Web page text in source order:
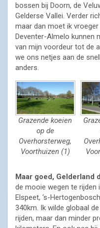
bossen bij Doorn, de
Gelderse Vallei. Verder
maar dan moet ik
Deventer-Almelo kunnen
van mijn voordeur tot de
we ons netjes aan de
anders.
Grazende koeien
op de
Overhorsterweg,
Voorthuizen (1)
Maar goed, Gelderland
de mooie wegen te rijden
Elspeet, ‘s-
340km. Ik wilde globaal
rijden, maar dan minder